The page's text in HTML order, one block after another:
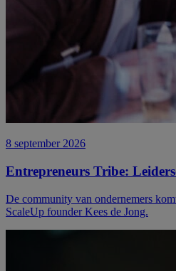
8 september 2026
Entrepreneurs Tribe:
De community van ondernemers
ScaleUp founder Kees de Jong.